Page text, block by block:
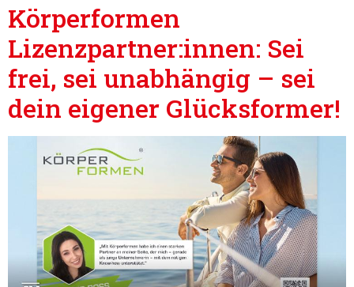
Körperformen
Lizenzpartner:innen: Sei
frei, sei unabhängig – sei
dein eigener Glücksformer!